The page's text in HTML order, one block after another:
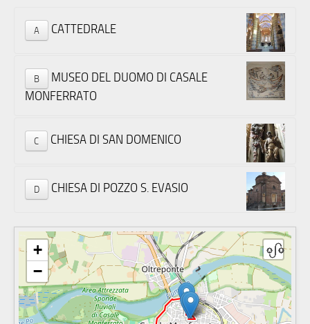
A CATTEDRALE
B
MUSEO DEL DUOMO DI CASALE
MONFERRATO
C CHIESA DI SAN DOMENICO
D CHIESA DI POZZO S. EVASIO
+
−